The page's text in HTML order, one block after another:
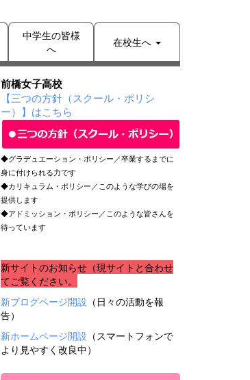
中学生の皆様
へ
在校生へ
前橋女子高校
【三つの方針（スクール・ポリシ
ー）】はこちら
◆グラデュエーション・ポリシー／卒業するまでに
身に付けられる力です
◆カリキュラム・ポリシー／このような学びの場を
提供します
◆アドミッション・ポリシー／このような皆さんを
待っています
新サイトのお知らせ（現サイトと合わせ
てご覧ください。
新ブログページ開設 （日々の活動を報
告）
新ホームページ開設 （スマートフォンで
より見やすく改良中）